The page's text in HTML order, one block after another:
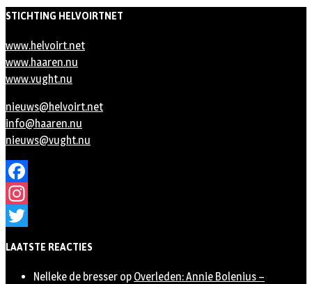
STICHTING HELVOIRTNET
www.helvoirt.net
www.haaren.nu
www.vught.nu
nieuws@helvoirt.net
info@haaren.nu
nieuws@vught.nu
Facebook
Instagram
LAATSTE REACTIES
Nelleke de bresser op Overleden: Annie Bolenius –